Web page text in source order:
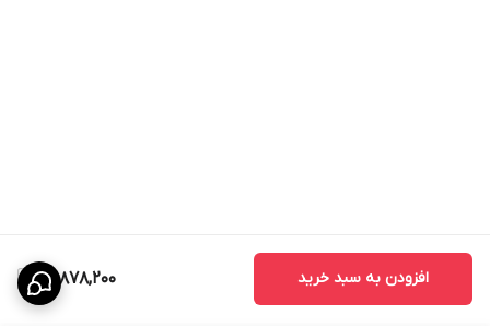
29,878,200 افزودن به سبد خرید